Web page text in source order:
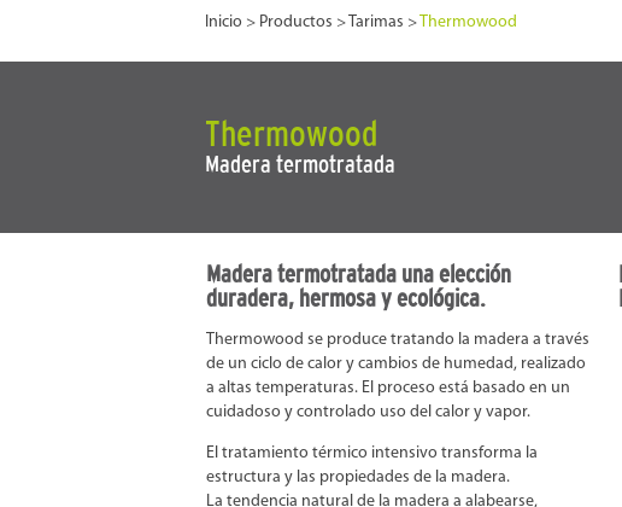
Inicio > Productos > Tarimas > Thermowood
Thermowood
Madera termotratada
Madera termotratada una elección
duradera, hermosa y ecológica.
Thermowood se produce tratando la madera a través
de un ciclo de calor y cambios de humedad, realizado
a altas temperaturas. El proceso está basado en un
cuidadoso y controlado uso del calor y vapor.
El tratamiento térmico intensivo transforma la
estructura y las propiedades de la madera.
La tendencia natural de la madera a alabearse,